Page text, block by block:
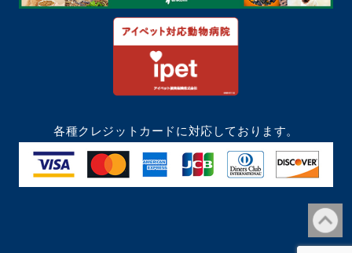
各種クレジットカードに対応しております。